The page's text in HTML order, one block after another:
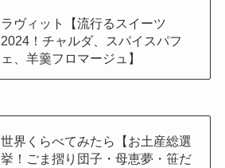
ラヴィット【流行るスイーツ
2024！チャルダ、スパイスパフ
ェ、羊羹フロマージュ】
世界くらべてみたら【お土産総選
挙！ごま摺り団子・母恵夢・笹だ